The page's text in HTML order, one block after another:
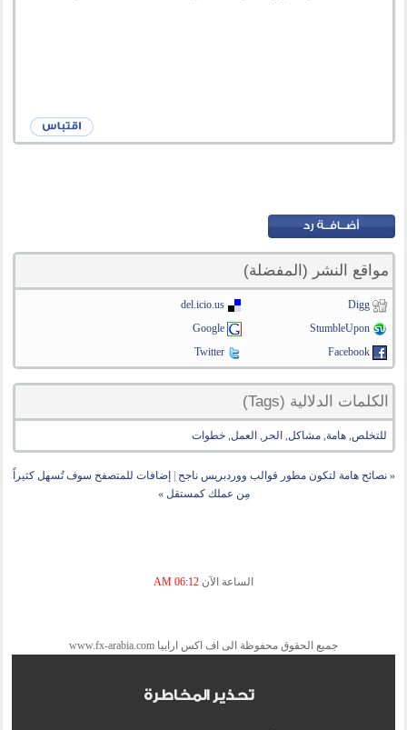
مواقع النشر (المفضلة)
Digg
del.icio.us
StumbleUpon
Google
Facebook
Twitter
الكلمات الدلالية (Tags)
للتخلص,هامة,مشاكل, الحر , العمل,خطوات
« نصائح هامة لتكون مطور قوالب ووردبريس ناجح
إضافات للمتصفح سوف تُسهل كثيراً
مِن عملك كمستقل »
الساعة الآن 06:12 AM
جميع الحقوق محفوظة الى اف اكس ارابيا www.fx-arabia.com
تحذير المخاطرة